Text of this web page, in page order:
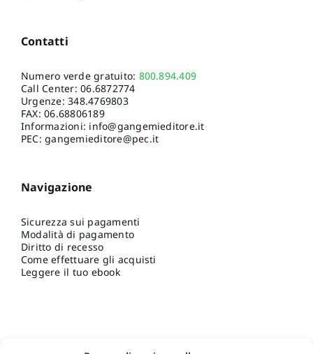
Contatti
Numero verde gratuito: 800.894.409
Call Center:06.6872774
Urgenze:348.4769803
FAX: 06.68806189
Informazioni: info@gangemieditore.it
PEC: gangemieditore@pec.it
Navigazione
Sicurezza sui pagamenti
Modalità di pagamento
Diritto di recesso
Come effettuare gli acquisti
Leggere il tuo ebook